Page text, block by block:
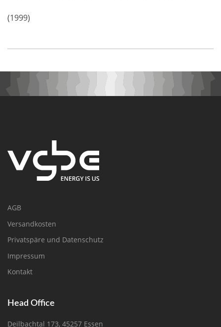
(1999)
AGB
Versandkosten
Privatspäre und Datenschutz
Impressum
Kontakt
Head Office
Deilbachtal 173, 45257 Essen